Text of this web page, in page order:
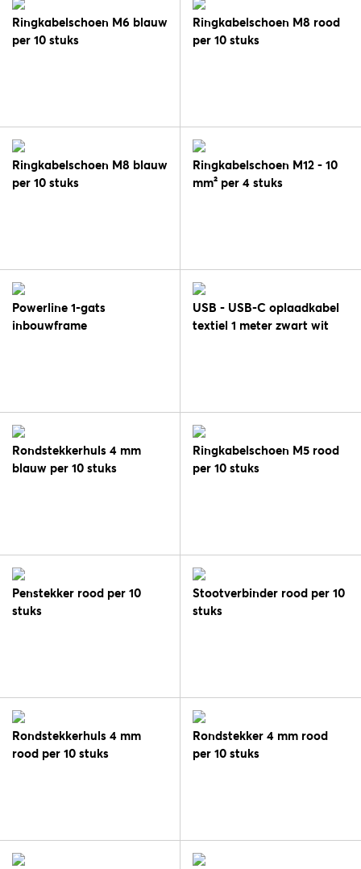
Ringkabelschoen M6 blauw
per 10 stuks
Ringkabelschoen M8 rood
per 10 stuks
Ringkabelschoen M8 blauw
per 10 stuks
Ringkabelschoen M12 - 10
mm² per 4 stuks
Powerline 1-gats
inbouwframe
USB - USB-C oplaadkabel
textiel 1 meter zwart wit
Rondstekkerhuls 4 mm
blauw per 10 stuks
Ringkabelschoen M5 rood
per 10 stuks
Penstekker rood per 10
stuks
Stootverbinder rood per 10
stuks
Rondstekkerhuls 4 mm
rood per 10 stuks
Rondstekker 4 mm rood
per 10 stuks